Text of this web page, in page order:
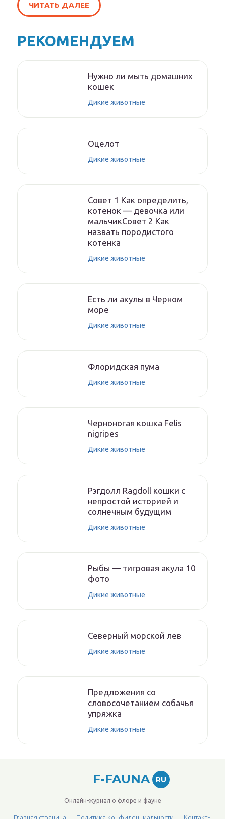
ЧИТАТЬ ДАЛЕЕ
РЕКОМЕНДУЕМ
Нужно ли мыть домашних
кошек
Дикие животные
Оцелот
Дикие животные
Совет 1 Как определить,
котенок — девочка или
мальчикСовет 2 Как
назвать породистого
котенка
Дикие животные
Есть ли акулы в Черном
море
Дикие животные
Флоридская пума
Дикие животные
Черноногая кошка Felis
nigripes
Дикие животные
Рэгдолл Ragdoll кошки с
непростой историей и
солнечным будущим
Дикие животные
Рыбы — тигровая акула 10
фото
Дикие животные
Северный морской лев
Дикие животные
Предложения со
словосочетанием собачья
упряжка
Дикие животные
F-FAUNA RU
Онлайн-журнал о флоре и фауне
Главная страница Политика конфиденциальности Контакты